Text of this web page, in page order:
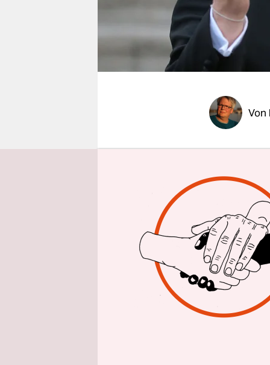
unterstützen
genossenschaft
Von
Nun aber
willens
Bilanz
Margot
stehen